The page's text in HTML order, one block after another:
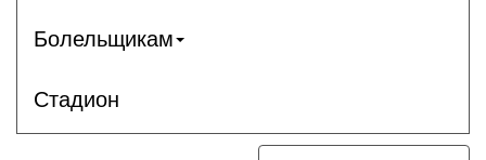
Болельщикам
Стадион